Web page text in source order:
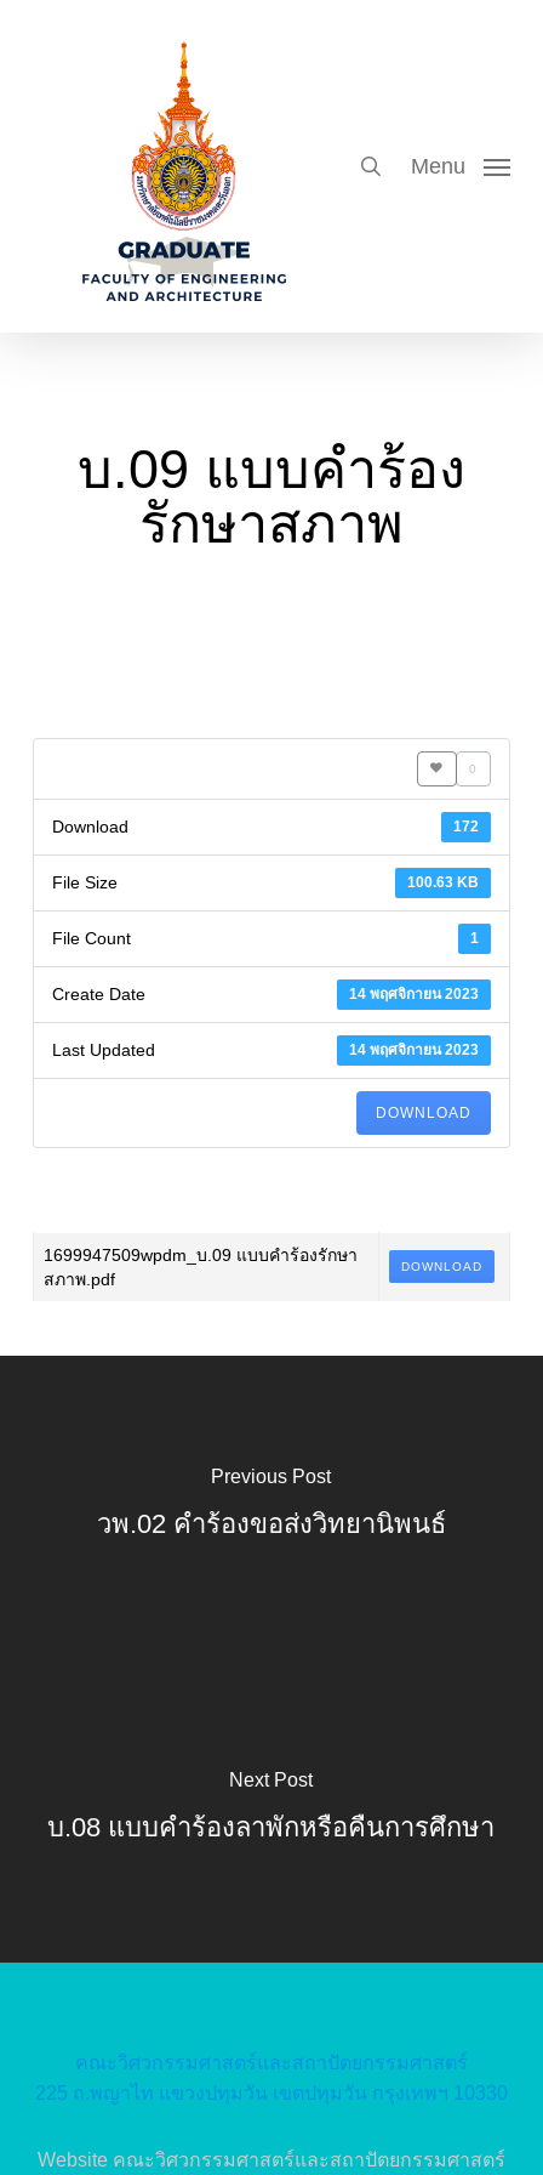
Menu
บ.09 แบบคำร้อง
รักษาสภาพ
0
172
Download
100.63 KB
File Size
1
File Count
14 พฤศจิกายน 2023
Create Date
14 พฤศจิกายน 2023
Last Updated
DOWNLOAD
1699947509wpdm_บ.09 แบบคำร้องรักษา
สภาพ.pdf
DOWNLOAD
Previous Post
วพ.02 คำร้องขอส่งวิทยานิพนธ์
Next Post
บ.08 แบบคำร้องลาพักหรือคืนการศึกษา
คณะวิศวกรรมศาสตร์และสถาปัตยกรรมศาสตร์
225 ถ.พญาไท แขวงปทุมวัน เขตปทุมวัน กรุงเทพฯ 10330
Website คณะวิศวกรรมศาสตร์และสถาปัตยกรรมศาสตร์